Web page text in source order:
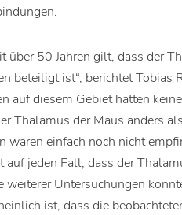
über 50 Jahren gilt, dass der
beteiligt ist“, berichtet Tobias
auf diesem Gebiet hatten
Thalamus der Maus anders
waren einfach noch nicht
auf jeden Fall, dass der
weiterer Untersuchungen
ist, dass die